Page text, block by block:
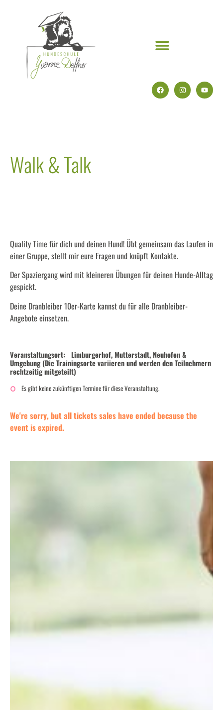
Walk & Talk
Quality Time für dich und deinen Hund! Übt gemeinsam das Laufen in
einer Gruppe, stellt mir eure Fragen und knüpft Kontakte.
Der Spaziergang wird mit kleineren Übungen für deinen Hunde-Alltag
gespickt.
Deine Dranbleiber 10er-Karte kannst du für alle Dranbleiber-
Angebote einsetzen.
Veranstaltungsort: Limburgerhof, Mutterstadt, Neuhofen &
Umgebung (Die Trainingsorte variieren und werden den Teilnehmern
rechtzeitig mitgeteilt)
Es gibt keine zukünftigen Termine für diese Veranstaltung.
We're sorry, but all tickets sales have ended because the
event is expired.